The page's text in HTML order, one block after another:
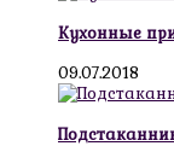
Кухонные
09.07.2018